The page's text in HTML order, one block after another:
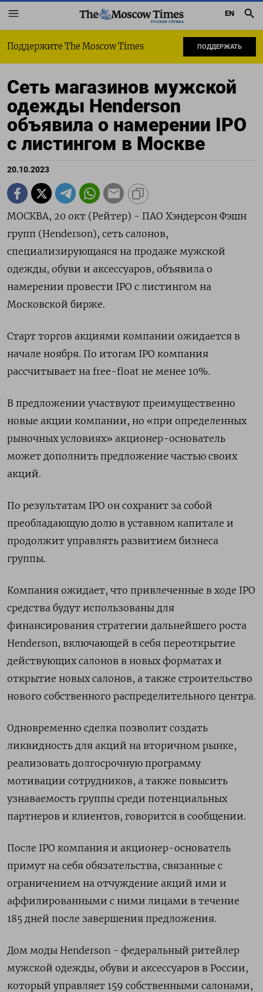
РУССКАЯ СЛУЖБА
EN
Поддержите The Moscow Times ПОДДЕРЖАТЬ
Сеть магазинов мужской
одежды Henderson
объявила о намерении IPO
с листингом в Москве
20.10.2023
МОСКВА, 20 окт (Рейтер) - ПАО Хэндерсон Фэшн
групп (Henderson), сеть салонов,
специализирующаяся на продаже мужской
одежды, обуви и аксессуаров, объявила о
намерении провести IPO c листингом на
Московской бирже.
Старт торгов акциями компании ожидается в
начале ноября. По итогам IPO компания
рассчитывает на free-float не менее 10%.
В предложении участвуют преимущественно
новые акции компании, но «при определенных
рыночных условиях» акционер-основатель
может дополнить предложение частью своих
акций.
По результатам IPO он сохранит за собой
преобладающую долю в уставном капитале и
продолжит управлять развитием бизнеса
группы.
Компания ожидает, что привлеченные в ходе IPO
средства будут использованы для
финансирования стратегии дальнейшего роста
Henderson, включающей в себя переоткрытие
действующих салонов в новых форматах и
открытие новых салонов, а также строительство
нового собственного распределительного центра.
Одновременно сделка позволит создать
ликвидность для акций на вторичном рынке,
реализовать долгосрочную программу
мотивации сотрудников, а также повысить
узнаваемость группы среди потенциальных
партнеров и клиентов, говорится в сообщении.
После IPO компания и акционер-основатель
примут на себя обязательства, связанные с
ограничением на отчуждение акций ими и
аффилированными с ними лицами в течение
185 дней после завершения предложения.
Дом моды Henderson - федеральный ритейлер
мужской одежды, обуви и аксессуаров в России,
который управляет 159 собственными салонами,